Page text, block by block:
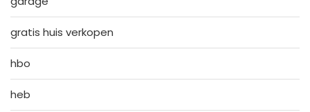
gratis huis verkopen
hbo
heb